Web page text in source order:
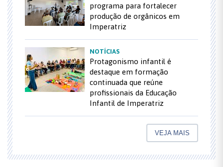
programa para fortalecer
produção de orgânicos em
Imperatriz
NOTÍCIAS
Protagonismo infantil é
destaque em formação
continuada que reúne
profissionais da Educação
Infantil de Imperatriz
VEJA MAIS